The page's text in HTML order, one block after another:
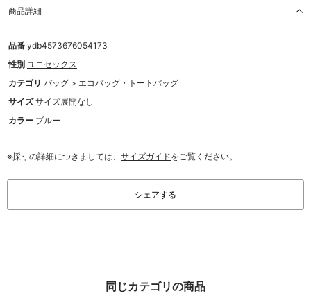
商品詳細
品番 ydb4573676054173
性別 ユニセックス
カテゴリ バッグ > エコバッグ・トートバッグ
サイズ サイズ展開なし
カラー ブルー
※採寸の詳細につきましては、 サイズガイドをご覧ください。
シェアする
同じカテゴリの商品